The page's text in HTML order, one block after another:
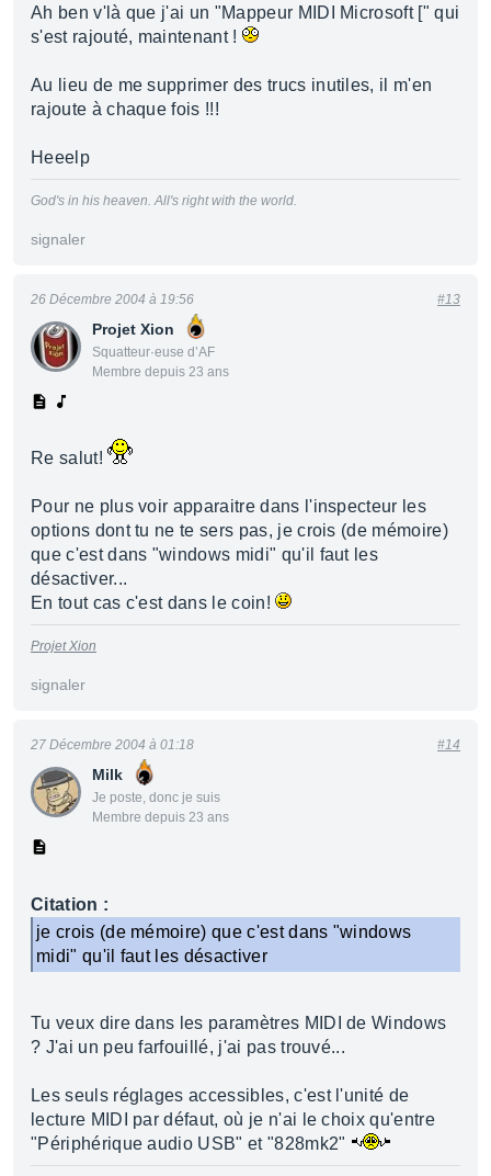
Ah ben v'là que j'ai un "Mappeur MIDI Microsoft [" qui
s'est rajouté, maintenant !
Au lieu de me supprimer des trucs inutiles, il m'en
rajoute à chaque fois !!!
Heeelp
God's in his heaven. All's right with the world.
signaler
Projet Xion
Squatteur·euse d’AF
Membre depuis 23 ans
26 Décembre 2004 à 19:56 #13
Re salut!
Pour ne plus voir apparaitre dans l'inspecteur les
options dont tu ne te sers pas, je crois (de mémoire)
que c'est dans "windows midi" qu'il faut les
désactiver...
En tout cas c'est dans le coin!
Projet Xion
signaler
Milk
Je poste, donc je suis
Membre depuis 23 ans
27 Décembre 2004 à 01:18 #14
Citation :
je crois (de mémoire) que c'est dans "windows
midi" qu'il faut les désactiver
Tu veux dire dans les paramètres MIDI de Windows
? J'ai un peu farfouillé, j'ai pas trouvé...
Les seuls réglages accessibles, c'est l'unité de
lecture MIDI par défaut, où je n'ai le choix qu'entre
"Périphérique audio USB" et "828mk2"